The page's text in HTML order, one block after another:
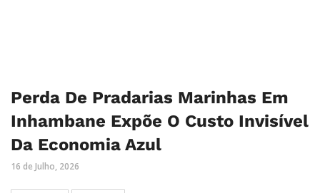
Perda De Pradarias Marinhas Em
Inhambane Expõe O Custo Invisível
Da Economia Azul
16 de Julho, 2026